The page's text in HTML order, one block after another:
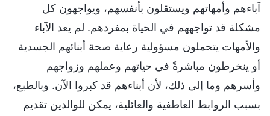
آباءهم وأمهاتهم ويستقلون بأنفسهم، ويواجهون كل
مشكلة قد تواجههم في الحياة بمفردهم. لم يعد الآباء
والأمهات يتحملون مسؤولية رعاية صحة أبنائهم الجسدية
أو ينخرطون مباشرةً في حياتهم وعملهم وزواجهم
وأسرهم وما إلى ذلك، لأن أبناءهم قد كبروا الآن. وبالطبع،
بسبب الروابط العاطفية والعائلية، يمكن للوالدين تقديم